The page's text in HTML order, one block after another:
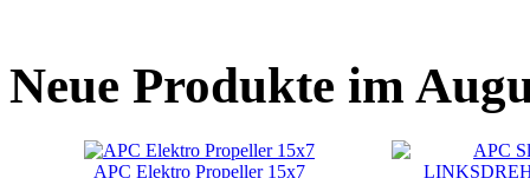
Neue Produkte im
APC Elektro Propeller 15x7